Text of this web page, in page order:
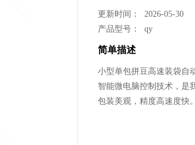
更新时间： 2026-05-30
产品型号：qy
简单描述
小型单包拼豆高速装袋自
智能微电脑控制技术，是
包装美观，精度高速度快。